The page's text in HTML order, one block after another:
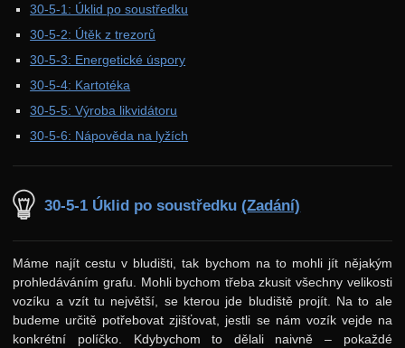
30-5-1: Úklid po soustředku
30-5-2: Útěk z trezorů
30-5-3: Energetické úspory
30-5-4: Kartotéka
30-5-5: Výroba likvidátoru
30-5-6: Nápověda na lyžích
30-5-1 Úklid po soustředku(Zadání)
Máme najít cestu v bludišti, tak bychom na to mohli jít nějakým
prohledáváním grafu. Mohli bychom třeba zkusit všechny velikosti
vozíku a vzít tu největší, se kterou jde bludiště projít. Na to ale
budeme určitě potřebovat zjišťovat, jestli se nám vozík vejde na
konkrétní políčko. Kdybychom to dělali naivně – pokaždé
37. ročník: 24/25
36. ročník: 23/24
35. ročník: 22/23
34. ročník: 21/22
33. ročník: 20/21
31. ročník: 18/19
30. ročník: 17/18
Zadání 1. série
Řešení
Výsledky